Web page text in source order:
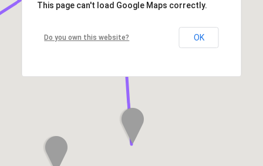
This page can't load Google Maps correctly.
Do you own this website? OK